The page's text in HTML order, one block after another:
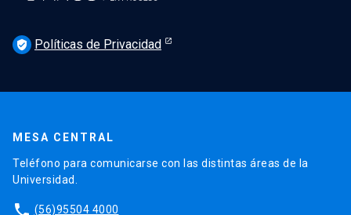
verified_user Políticas de Privacidad
MESA CENTRAL
Teléfono para comunicarse con las distintas áreas de la
Universidad.
phone (56)95504 4000